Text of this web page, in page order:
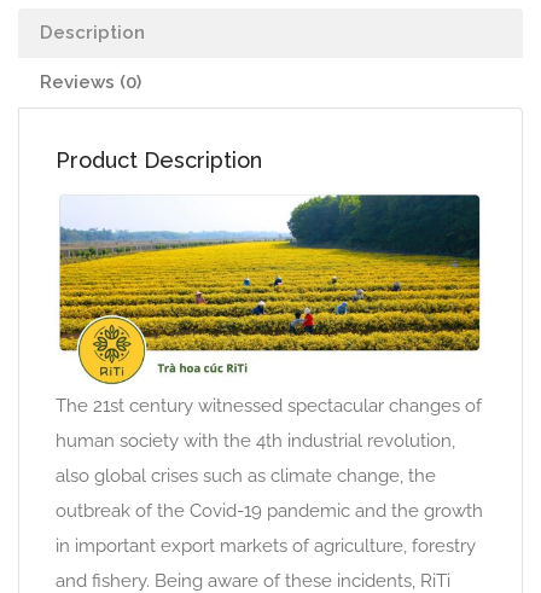
Description
Reviews (0)
Product Description
The 21st century witnessed spectacular changes of
human society with the 4th industrial revolution,
also global crises such as climate change, the
outbreak of the Covid-19 pandemic and the growth
in important export markets of agriculture, forestry
and fishery. Being aware of these incidents, RiTi